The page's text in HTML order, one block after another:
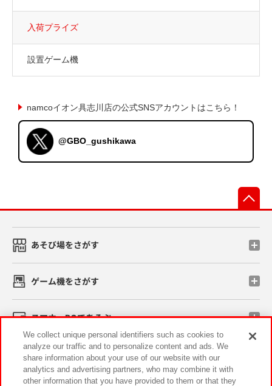
入荷プライズ
設置ゲーム機
namcoイオン具志川店の公式SNSアカウントはこちら！
@GBO_gushikawa
あそび場をさがす
ゲーム機をさがす
スマホ・PCであそぶ
イベント・キャンペーン
We collect unique personal identifiers such as cookies to
analyze our traffic and to personalize content and ads. We
share information about your use of our website with our
analytics and advertising partners, who may combine it with
other information that you have provided to them or that they